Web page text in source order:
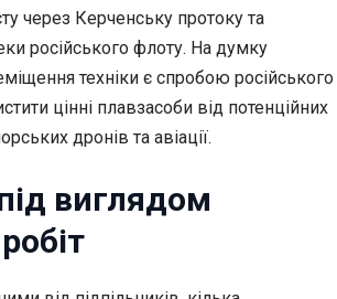
через Керченську протоку та
російського флоту. На думку
техніки є спробою російського
цінні плавзасоби від потенційних
дронів та авіації.
виглядом